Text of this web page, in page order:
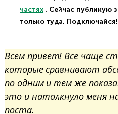
частях . Сейчас публикую
только туда. Подключайся!
Всем привет! Все чаще
которые сравнивают
по одним и тем же
это и натолкнуло меня
поста.